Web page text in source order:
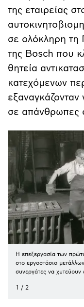
της εταιρείας
σε ολόκληρη τη
της Bosch που
θητεία
κατεχόμενων
εξαναγκάζονταν
σε απάνθρωπες
Η επεξεργασία των
στο εργοστάσιο
συνεργάτες να
1 / 2